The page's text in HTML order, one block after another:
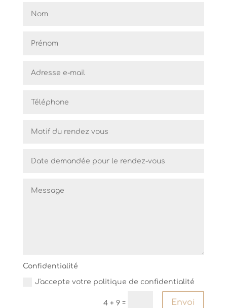
Confidentialité
J'accepte votre politique de confidentialité
4 + 9 = Envoi